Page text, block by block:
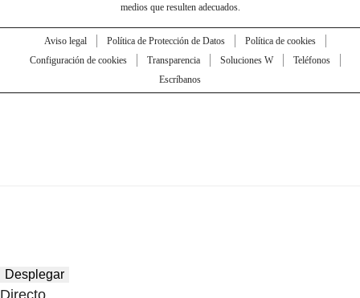
medios que resulten adecuados.
Aviso legal Política de Protección de Datos
Política de cookies
Configuración de cookies
Transparencia Soluciones W
Teléfonos
Escríbanos
Desplegar